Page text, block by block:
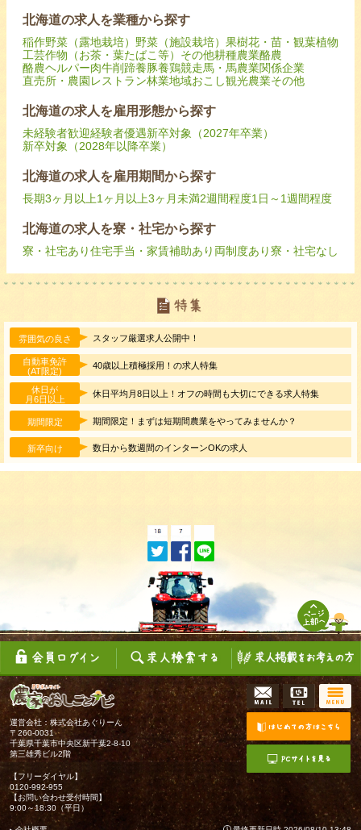
北海道の求人を業種から探す
稲作野菜（露地栽培） 野菜（施設栽培） 果樹花・苗・観葉植物
工芸作物（お茶・葉たばこ等） その他耕種農業酪農
酪農ヘルパー肉牛削蹄養豚養鶏競走馬・馬農業関係企業
直売所・農園レストラン林業地域おこし観光農業その他
北海道の求人を雇用形態から探す
未経験者歓迎経験者優遇新卒対象（2027年卒業）
新卒対象（2028年以降卒業）
北海道の求人を雇用期間から探す
長期3ヶ月以上1ヶ月以上3ヶ月未満2週間程度1日～1週間程度
北海道の求人を寮・社宅から探す
寮・社宅あり住宅手当・家賃補助あり 両制度あり寮・社宅なし
雰囲気の良さ スタッフ厳選求人公開中！
自動車免許
(AT限定)
40歳以上積極採用！の求人特集
休日が
月6日以上
休日平均月8日以上！オフの時間も大切にできる求人特集
期間限定 期間限定！まずは短期間農業をやってみませんか？
新卒向け 数日から数週間のインターンOKの求人
運営会社：株式会社あぐりーん
〒260-0031
千葉県千葉市中央区新千葉2-8-10
第三雄秀ビル2階
【フリーダイヤル】
0120-992-955
【お問い合わせ受付時間】
9:00～18:30（平日）